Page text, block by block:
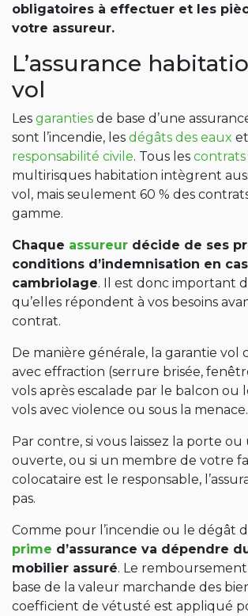
obligatoires à effectuer et les
votre assureur.
L’assurance
vol
Les garanties de base d’une
sont l’incendie, les dégâts des eaux
responsabilité civile. Tous les contrats
multirisques habitation intègrent
vol, mais seulement 60 % des
gamme.
Chaque assureur décide de ses
conditions d’indemnisation en
cambriolage. Il est donc important
qu’elles répondent à vos besoins
contrat.
De manière générale, la garantie vol
avec effraction (serrure brisée,
vols après escalade par le balcon ou
vols avec violence ou sous la menace.
Par contre, si vous laissez la porte
ouverte, ou si un membre de votre
colocataire est le responsable,
pas.
Comme pour l’incendie ou le dégât
prime d’assurance va dépendre
mobilier assuré. Le
base de la valeur marchande des
coefficient de vétusté est appliqué